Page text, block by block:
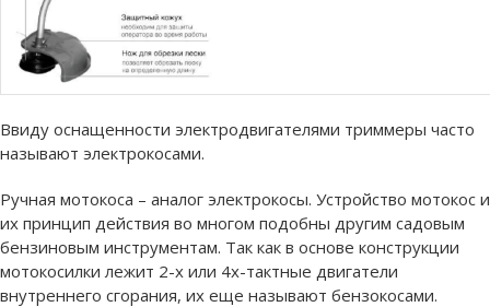
Ввиду оснащенности электродвигателями триммеры часто
называют электрокосами.
Ручная мотокоса – аналог электрокосы. Устройство мотокос и
их принцип действия во многом подобны другим садовым
бензиновым инструментам. Так как в основе конструкции
мотокосилки лежит 2-х или 4х-тактные двигатели
внутреннего сгорания, их еще называют бензокосами.